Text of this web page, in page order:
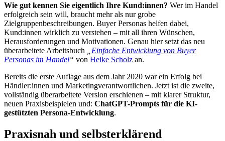
Wie gut kennen Sie eigentlich Ihre Kund:innen? Wer im Handel
erfolgreich sein will, braucht mehr als nur grobe
Zielgruppenbeschreibungen. Buyer Personas helfen dabei,
Kund:innen wirklich zu verstehen – mit all ihren Wünschen,
Herausforderungen und Motivationen. Genau hier setzt das neu
überarbeitete Arbeitsbuch
Einfache Entwicklung von Buyer
Personas im Handel“ von Heike Scholz an.
Bereits die erste Auflage aus dem Jahr 2020 war ein Erfolg bei
Händler:innen und Marketingverantwortlichen. Jetzt ist die zweite,
vollständig überarbeitete Version erschienen – mit klarer Struktur,
neuen Praxisbeispielen und: ChatGPT-Prompts für die KI-
gestützten Persona-Entwicklung.
Praxisnah und selbsterklärend